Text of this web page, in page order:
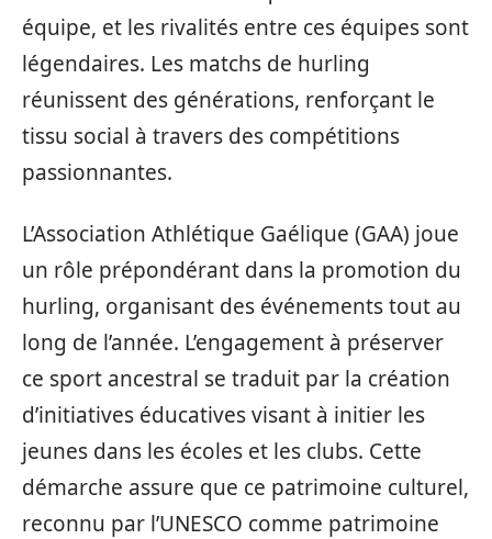
équipe, et les rivalités entre ces équipes sont
légendaires. Les matchs de hurling
réunissent des générations, renforçant le
tissu social à travers des compétitions
passionnantes.
L’Association Athlétique Gaélique (GAA) joue
un rôle prépondérant dans la promotion du
hurling, organisant des événements tout au
long de l’année. L’engagement à préserver
ce sport ancestral se traduit par la création
d’initiatives éducatives visant à initier les
jeunes dans les écoles et les clubs. Cette
démarche assure que ce patrimoine culturel,
reconnu par l’UNESCO comme patrimoine